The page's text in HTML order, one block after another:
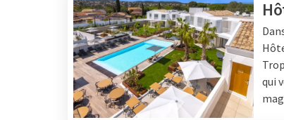
qui